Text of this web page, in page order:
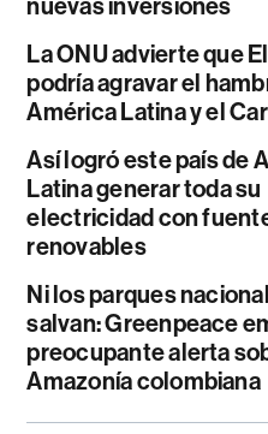
La ONU advierte que
podría agravar el
América Latina y el
Así logró este país de
Latina generar toda su
electricidad con
renovables
Ni los parques
salvan: Greenpeace
preocupante alerta
Amazonía colombiana